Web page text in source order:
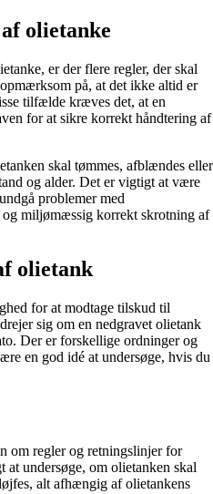
olietanke
er der flere regler, der skal
på, at det ikke altid er
tilfælde kræves det, at en
for at sikre korrekt håndtering af
skal tømmes, afblændes eller
og alder. Det er vigtigt at være
problemer med
miljømæssig korrekt skrotning af
olietank
for at modtage tilskud til
sig om en nedgravet olietank
Der er forskellige ordninger og
en god idé at undersøge, hvis du
om regler og retningslinjer for
undersøge, om olietanken skal
alt afhængig af olietankens